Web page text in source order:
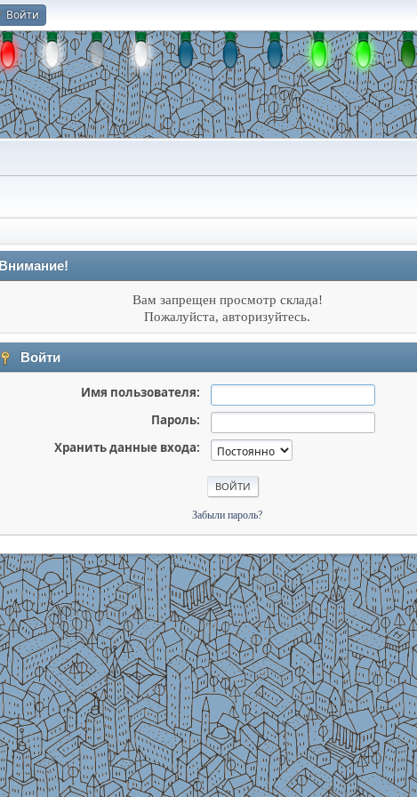
Войти
Внимание!
Вам запрещен просмотр склада!
Пожалуйста, авторизуйтесь.
Войти
Имя пользователя:
Пароль:
Хранить данные входа:
Забыли пароль?